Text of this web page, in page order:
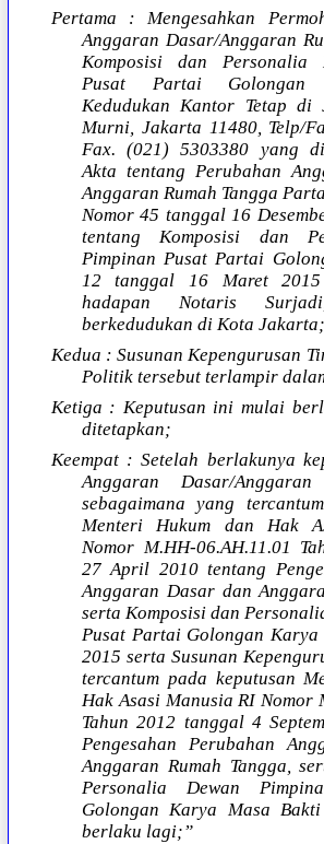
Pertama : Mengesahkan
Anggaran Dasar/Anggaran
Komposisi dan Personalia
Pusat Partai Golongan
Kedudukan Kantor Tetap di
Murni, Jakarta 11480, Telp/
Fax. (021) 5303380 yang
Akta tentang Perubahan
Anggaran Rumah Tangga
Nomor 45 tanggal 16
tentang Komposisi dan
Pimpinan Pusat Partai
12 tanggal 16 Maret
hadapan Notaris
berkedudukan di Kota Jakarta;
Kedua : Susunan Kepengurusan
Politik tersebut terlampir
Ketiga : Keputusan ini mulai
ditetapkan;
Keempat : Setelah berlakunya
Anggaran Dasar/
sebagaimana yang
Menteri Hukum dan Hak
Nomor M.HH-06.AH.11.01
27 April 2010 tentang
Anggaran Dasar dan
serta Komposisi dan
Pusat Partai Golongan
2015 serta Susunan
tercantum pada keputusan
Hak Asasi Manusia RI Nomor
Tahun 2012 tanggal 4
Pengesahan Perubahan
Anggaran Rumah Tangga,
Personalia Dewan
Golongan Karya Masa
berlaku lagi;”